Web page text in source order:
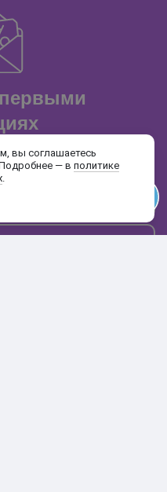
вы соглашаетесь
— в политике
.